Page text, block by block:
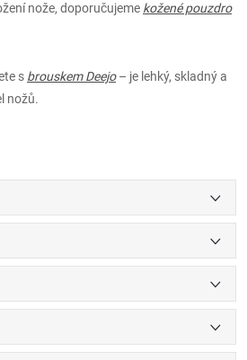
nože, doporučujeme kožené pouzdro
s brouskem Deejo– je lehký, skladný a
nožů.